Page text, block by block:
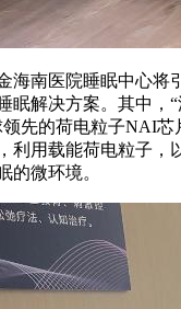
海南医院睡眠中心将
眠解决方案。其中，
先的荷电粒子NAI芯
利用载能荷电粒子，
的微环境。